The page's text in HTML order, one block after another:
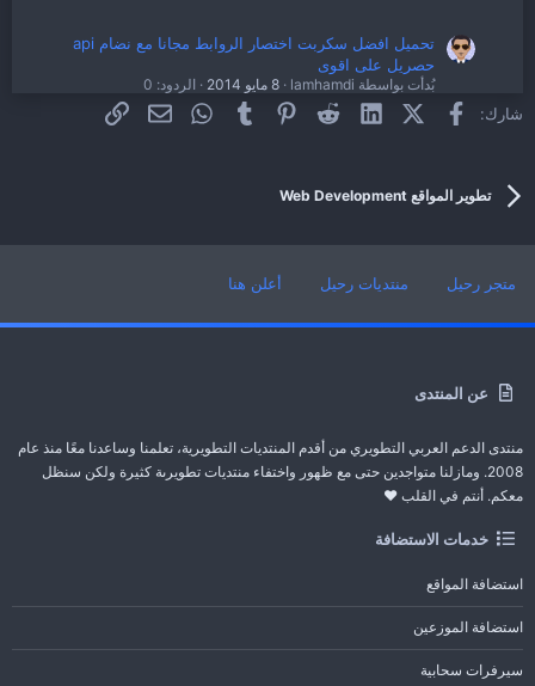
تحميل افضل سكربت اختصار الروابط مجانا مع نضام api
حصريل على اقوى
بُدأت بواسطة lamhamdi 8 مايو 2014
الردود: 0
تطوير المواقع Web Development
تطوير المواقع Web Development
شارك: فيسبوكX (Twitter)
LinkedIn
Reddit
Pinterest
Tumblr
WhatsAppالبريد الإلكتروني
الرابط
تطوير المواقع Web Development
عن المنتدى
منتدى الدعم العربي التطويري من أقدم المنتديات التطويرية، تعلمنا وساعدنا معًا منذ عام
2008. ومازلنا متواجدين حتى مع ظهور واختفاء منتديات تطويرىة كثيرة ولكن سنظل
معكم. أنتم في القلب ❤️
خدمات الاستضافة
استضافة المواقع
استضافة الموزعين
سيرفرات سحابية
متجر رحيل منتديات رحيل أعلن هنا